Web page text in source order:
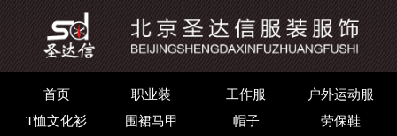
首页 职业装 工作服
户外运动服
T恤文化衫
围裙马甲 帽子
劳保鞋